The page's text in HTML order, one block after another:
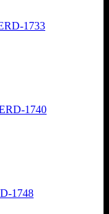
1733
1740
1748